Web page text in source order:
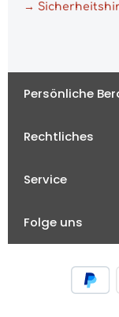
→
Persönliche
Rechtliches
Service
Folge uns